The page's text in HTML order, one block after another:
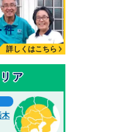
件
詳しくはこちら
木